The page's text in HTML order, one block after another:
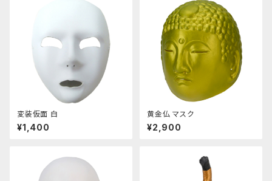
変装仮面 白
¥1,400
黄金仏 マスク
¥2,900